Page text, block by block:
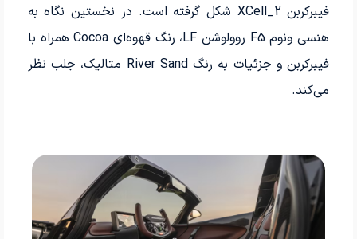
فیبرکربن XCell_2 شکل گرفته است. در نخستین نگاه به
هنسی ونوم F5 روولوشن LF، رنگ قهوه‌ای Cocoa همراه با
فیبرکربن و جزئیات به رنگ River Sand متالیک، جلب نظر
می‌کند.